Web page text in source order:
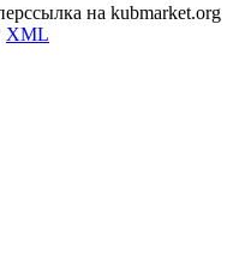
на kubmarket.org
XML